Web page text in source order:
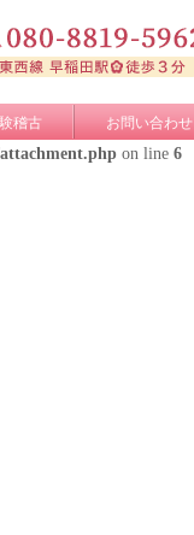
稽古 お問い合わせ
on line 6